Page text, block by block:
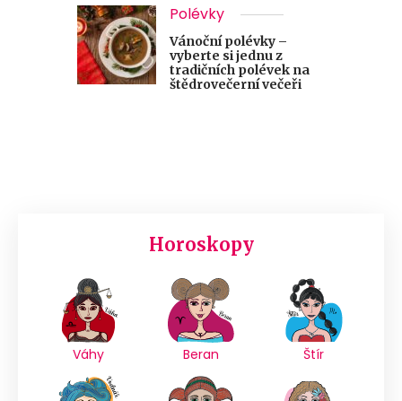
Polévky
Vánoční polévky –
vyberte si jednu z
tradičních polévek na
štědrovečerní večeři
Horoskopy
Váhy Beran Štír